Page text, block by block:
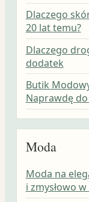
Dlaczego
20 lat temu?
Dlaczego
dodatek
Butik
Naprawdę
Moda
Moda na
i zmysłowo